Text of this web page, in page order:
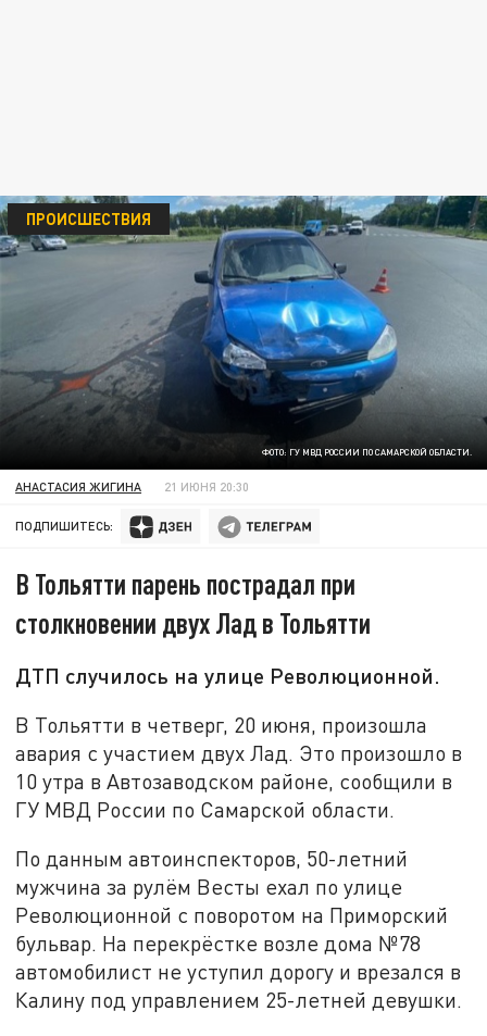
ФОТО: ГУ МВД РОССИИ ПО САМАРСКОЙ ОБЛАСТИ.
ПРОИСШЕСТВИЯ
АНАСТАСИЯ ЖИГИНА 21 ИЮНЯ 20:30
ПОДПИШИТЕСЬ:
В Тольятти парень пострадал при
столкновении двух Лад в Тольятти
ДТП случилось на улице Революционной.
В Тольятти в четверг, 20 июня, произошла
авария с участием двух Лад. Это произошло в
10 утра в Автозаводском районе, сообщили в
ГУ МВД России по Самарской области.
По данным автоинспекторов, 50-летний
мужчина за рулём Весты ехал по улице
Революционной с поворотом на Приморский
бульвар. На перекрёстке возле дома №78
автомобилист не уступил дорогу и врезался в
Калину под управлением 25-летней девушки.